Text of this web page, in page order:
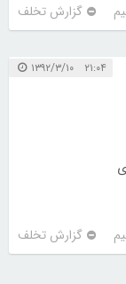
گزارش تخلف
۲۱:۰۴ ۱۳۹۲/۳/۱۰
گزارش تخلف